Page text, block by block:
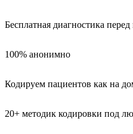
Бесплатная диагностика
100% анонимно
Кодируем пациентов как на
20+ методик кодировки под